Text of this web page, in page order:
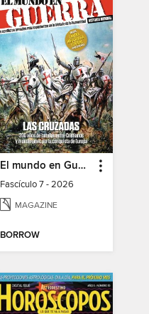
El mundo en Guerra
Fascículo 7 - 2026
MAGAZINE
BORROW